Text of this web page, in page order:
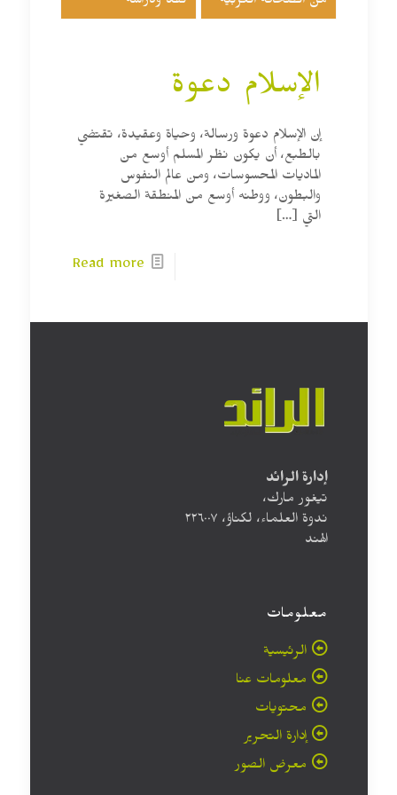
الإسلام دعوة
إن الإسلام دعوة ورسالة، وحياة وعقيدة، تقتضي
بالطبع، أن يكون نظر المسلم أوسع من
الماديات المحسوسات، ومن عالم النفوس
والبطون، ووطنه أوسع من المنطقة الصغيرة
التي […]
Read more
إدارة الرائد
تيغور مارك،
ندوة العلماء، لكناؤ، ۲۲٦۰۰۷
الهند
معلومات
الرئيسية
معلومات عنا
محتويات
إدارة التحرير
معرض الصور